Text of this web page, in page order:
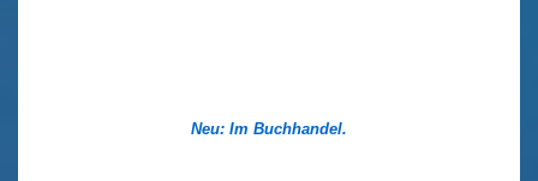
Neu: Im Buchhandel.